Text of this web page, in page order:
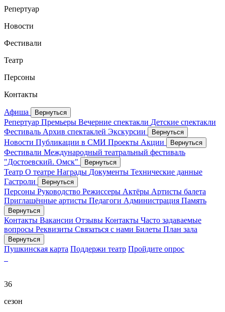
Репертуар
Новости
Фестивали
Театр
Персоны
Контакты
Афиша Вернуться
Репертуар Премьеры Вечерние спектакли Детские спектакли
Фестиваль Архив спектаклей Экскурсии Вернуться
Новости Публикации в СМИ Проекты Акции Вернуться
Фестивали Международный театральный фестиваль
"Достоевский. Омск"
Вернуться
Театр О театре Награды Документы Технические данные
Гастроли
Вернуться
Персоны Руководство Режиссеры Актёры Артисты балета
Приглашённые артисты Педагоги Администрация Память
Вернуться
Контакты Вакансии Отзывы Контакты Часто задаваемые
вопросы Реквизиты Связаться с нами Билеты План зала
Вернуться
Пушкинская карта Поддержи театр Пройдите опрос
36
сезон